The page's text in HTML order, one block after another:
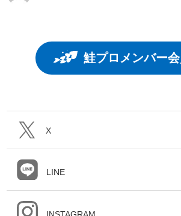
鮭プロメンバー
X
LINE